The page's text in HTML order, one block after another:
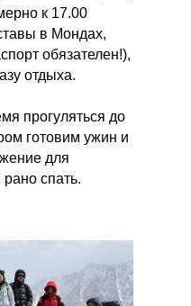
к 17.00
в Мондах,
обязателен!),
отдыха.
прогуляться до
готовим ужин и
для
спать.